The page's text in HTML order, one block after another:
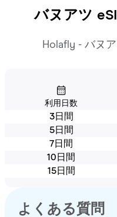
バヌアツ
Holafly - バヌ
利用日数
3日間
5日間
7日間
10日間
15日間
よくある質問